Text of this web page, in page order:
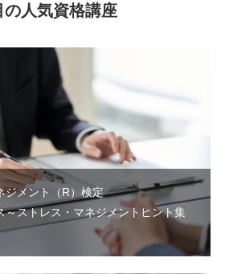
の人気資格講座
ジメント（R）検定
～ストレス・マネジメントヒント集